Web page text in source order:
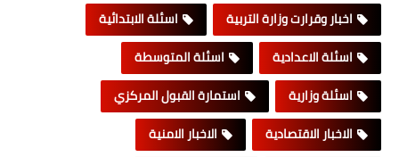
اخبار وقرارت وزارة التربية
اسئلة الابتدائية
اسئلة الاعدادية
اسئلة المتوسطة
اسئلة وزارية
استمارة القبول المركزي
الاخبار الاقتصادية
الاخبار الامنية